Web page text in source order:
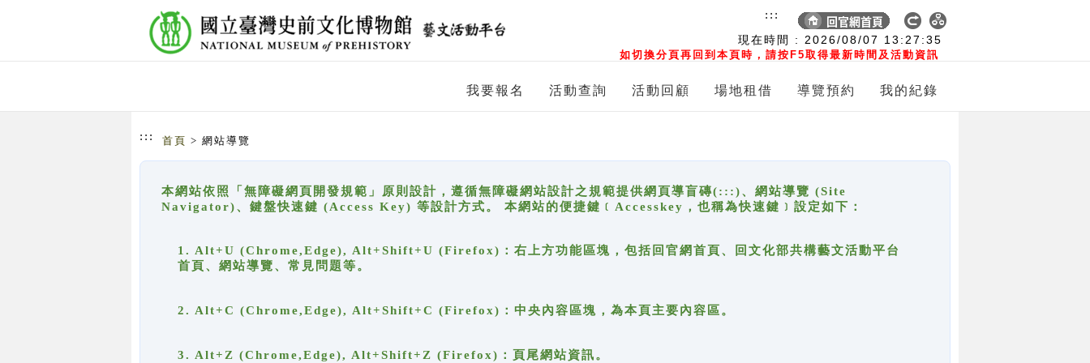
現在時間 : 2026/08/07 13:27:35
如切換分頁再回到本頁時，請按F5取得最新時間及活動資訊
:::
我要報名 活動查詢 活動回顧 場地租借 導覽預約 我的紀錄
::: 首頁 > 網站導覽
本網站依照「無障礙網頁開發規範」原則設計，遵循無障礙網站設計之規範提供網頁導盲磚(:::)、網站導覽 (Site
Navigator)、鍵盤快速鍵 (Access Key) 等設計方式。 本網站的便捷鍵﹝Accesskey，也稱為快速鍵﹞設定如下：
1. Alt+U (Chrome,Edge), Alt+Shift+U (Firefox)：右上方功能區塊，包括回官網首頁、回文化部共構藝文活動平台
首頁、網站導覽、常見問題等。
2. Alt+C (Chrome,Edge), Alt+Shift+C (Firefox)：中央內容區塊，為本頁主要內容區。
3. Alt+Z (Chrome,Edge), Alt+Shift+Z (Firefox)：頁尾網站資訊。